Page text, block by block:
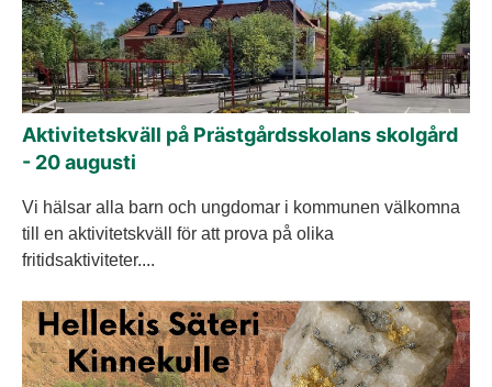
Aktivitetskväll på Prästgårdsskolans skolgård
- 20 augusti
Vi hälsar alla barn och ungdomar i kommunen välkomna
till en aktivitetskväll för att prova på olika
fritidsaktiviteter....